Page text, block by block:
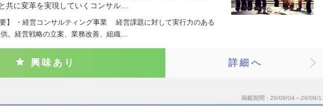
共に変革を実現していくコンサル…
要】 ・経営コンサルティング事業 経営課題に対して実行力のある
。経営戦略の立案、業務改善、組織…
興味あり 詳細へ
掲載期間 26/08/04～26/08/